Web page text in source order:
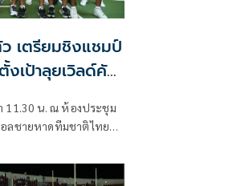
เตรียมชิงแชมป์
เป้าลุยเวิลด์คัพ
11.30 น. ณ ห้องประชุม
ลชายหาดทีมชาติไทย
หรือ AFC Beach
ระหว่างวันที่ 20-30